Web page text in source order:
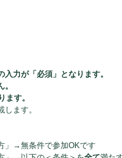
力が「必須」となります。
ます。
ます。
」→無条件で参加OKです